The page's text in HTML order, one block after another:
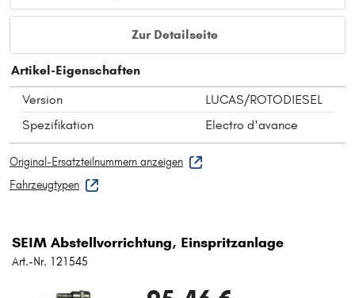
Zur Detailseite
Artikel-Eigenschaften
Version
LUCAS/ROTODIESEL
Spezifikation
Electro d'avance
Original-Ersatzteilnummern anzeigen
Fahrzeugtypen
SEIM Abstellvorrichtung, Einspritzanlage
Art.-Nr. 121545